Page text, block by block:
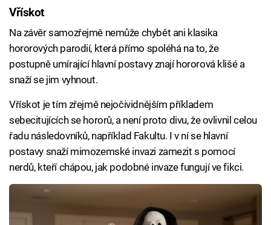
Vřískot
Na závěr samozřejmě nemůže chybět ani klasika
hororových parodií, která přímo spoléhá na to, že
postupně umírající hlavní postavy znají hororová klišé a
snaží se jim vyhnout.
Vřískot je tím zřejmě nejočividnějším příkladem
sebecitujících se hororů, a není proto divu, že ovlivnil celou
řadu následovníků, například Fakultu. I v ní se hlavní
postavy snaží mimozemské invazi zamezit s pomocí
nerdů, kteří chápou, jak podobné invaze fungují ve fikci.